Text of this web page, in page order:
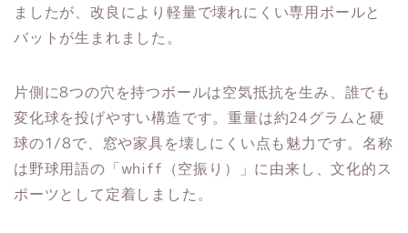
ましたが、改良により軽量で壊れにくい専用ボールと
バットが生まれました。
片側に8つの穴を持つボールは空気抵抗を生み、誰でも
変化球を投げやすい構造です。重量は約24グラムと硬
球の1/8で、窓や家具を壊しにくい点も魅力です。名称
は野球用語の「whiff（空振り）」に由来し、文化的ス
ポーツとして定着しました。